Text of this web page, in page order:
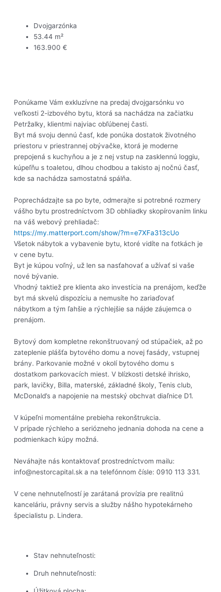
Dvojgarzónka
53.44 m²
163.900 €
Ponúkame Vám exkluzívne na predaj dvojgarsónku vo
veľkosti 2-izbového bytu, ktorá sa nachádza na začiatku
Petržalky, klientmi najviac obľúbenej časti.
Byt má svoju dennú časť, kde ponúka dostatok životného
priestoru v priestrannej obývačke, ktorá je moderne
prepojená s kuchyňou a je z nej vstup na zasklennú loggiu,
kúpeľňu s toaletou, dlhou chodbou a takisto aj nočnú časť,
kde sa nachádza samostatná spálňa.
Poprechádzajte sa po byte, odmerajte si potrebné rozmery
vášho bytu prostredníctvom 3D obhliadky skopírovaním linku
na váš webový prehliadač:
https://my.matterport.com/show/?m=e7XFa313cUo
Všetok nábytok a vybavenie bytu, ktoré vidíte na fotkách je
v cene bytu.
Byt je kúpou voľný, už len sa nasťahovať a užívať si vaše
nové bývanie.
Vhodný taktiež pre klienta ako investícia na prenájom, keďže
byt má skvelú dispozíciu a nemusíte ho zariaďovať
nábytkom a tým ľahšie a rýchlejšie sa nájde záujemca o
prenájom.
Bytový dom kompletne rekonštruovaný od stúpačiek, až po
zateplenie plášťa bytového domu a novej fasády, vstupnej
brány. Parkovanie možné v okolí bytového domu s
dostatkom parkovacích miest. V blízkosti detské ihrisko,
park, lavičky, Billa, materské, základné školy, Tenis club,
McDonald’s a napojenie na mestský obchvat diaľnice D1.
V kúpeľni momentálne prebieha rekonštrukcia.
V prípade rýchleho a seriózneho jednania dohoda na cene a
podmienkach kúpy možná.
Neváhajte nás kontaktovať prostredníctvom mailu:
info@nestorcapital.sk a na telefónnom čísle: 0910 113 331.
V cene nehnuteľností je zarátaná provízia pre realitnú
kanceláriu, právny servis a služby nášho hypotekárneho
špecialistu p. Lindera.
Stav nehnuteľnosti:
Druh nehnuteľnosti: